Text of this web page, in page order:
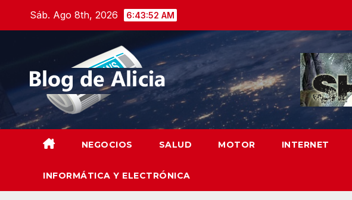
Sáb. Ago 8th, 2026 6:43:53 AM
NEGOCIOS SALUD MOTOR INTERNET
INFORMÁTICA Y ELECTRÓNICA